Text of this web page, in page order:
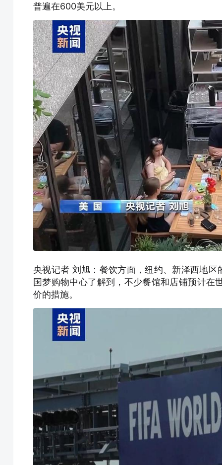
普遍在600美元以上。
央视记者 刘旭：餐饮方面，纽约、新泽西地
国梦购物中心了解到，不少餐馆和店铺预计在
价的措施。